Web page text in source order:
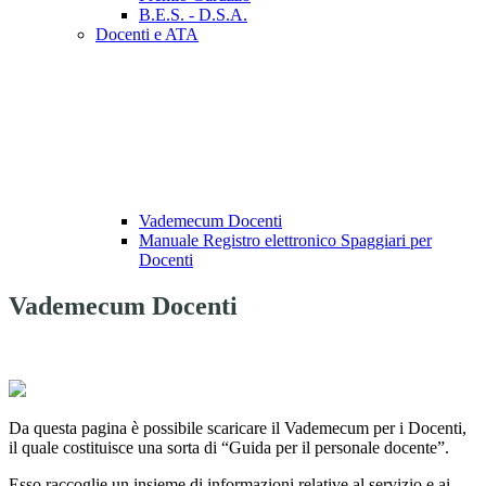
B.E.S. - D.S.A.
Docenti e ATA
Vademecum Docenti
Manuale Registro elettronico Spaggiari per
Docenti
Vademecum Docenti
Da questa pagina è possibile scaricare il Vademecum per i Docenti,
il quale costituisce una sorta di “Guida per il personale docente”.